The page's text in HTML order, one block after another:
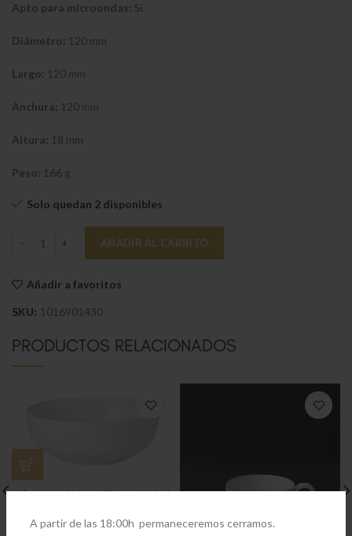
A partir de las 18:00h permaneceremos cerramos.
Apto para microondas: Sí
Diámetro: 120 mm
Largo: 120 mm
Anchura: 120 mm
Altura: 18 mm
Peso: 166 g
Solo quedan 2 disponibles
Memphis Plato para taza de espresso cantidad
AÑADIR AL CARRITO
Añadir a favoritos
SKU: 1016901430
PRODUCTOS RELACIONADOS
Afina ensaladera 193mm, 1000ml